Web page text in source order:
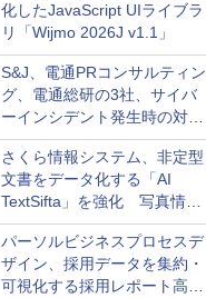
化したJavaScript UIライブラ
リ「Wijmo 2026J v1.1」
S&J、電通PRコンサルティン
グ、電通総研の3社、サイバ
ーインシデント発生時の対応
と危機管理広報を一体的に訓
練するプログラムを提供
さくら情報システム、非定型
文書をデータ化する「AI
TextSifta」を強化 写真情報
のデータ化などに対応
パーソルビジネスプロセスデ
ザイン、採用データを集約・
可視化する採用レポート高速